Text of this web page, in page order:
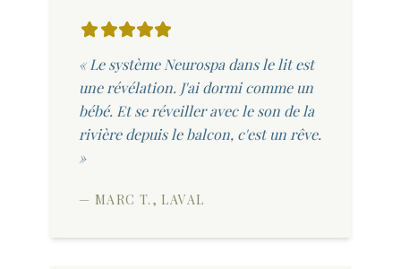
« Le système Neurospa dans le lit est
une révélation. J'ai dormi comme un
bébé. Et se réveiller avec le son de la
rivière depuis le balcon, c'est un rêve.
»
— MARC T., LAVAL